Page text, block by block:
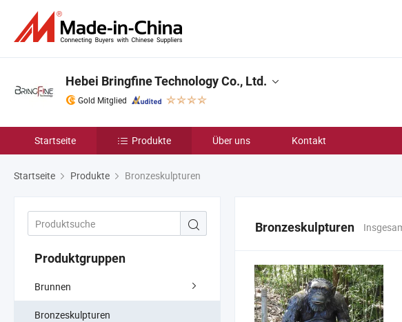
Hebei Bringfine Technology Co., Ltd.
Gold Mitglied
Startseite Produkte Über uns Kontakt
Startseite Produkte Bronzeskulpturen
Produktgruppen
Brunnen
Bronzeskulpturen
Bronzeskulpturen